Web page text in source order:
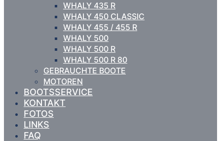
WHALY 435 R
WHALY 450 CLASSIC
WHALY 455 / 455 R
WHALY 500
WHALY 500 R
WHALY 500 R 80
GEBRAUCHTE BOOTE
MOTOREN
BOOTSSERVICE
KONTAKT
FOTOS
LINKS
FAQ